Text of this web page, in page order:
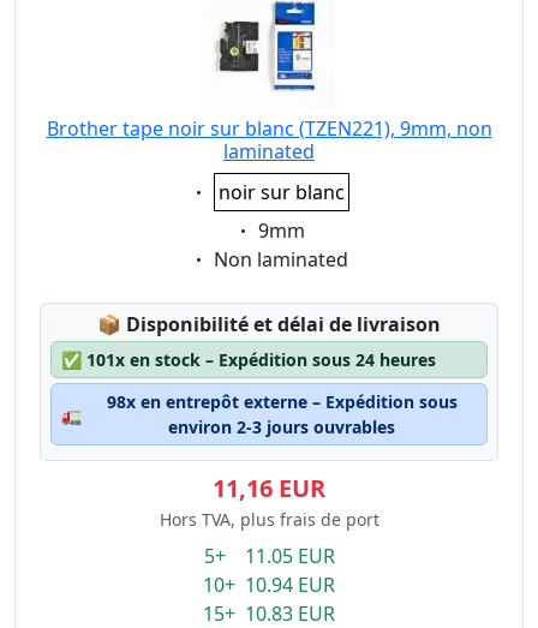
Brother tape noir sur blanc (TZEN221), 9mm, non
laminated
Eigenschaft:
noir sur blanc
Eigenschaft:
9mm
Eigenschaft:
Non laminated
📦 Lagerstatus:
Disponibilité et délai de livraison
✅ 101x en stock – Expédition sous 24 heures
🚛
98x en entrepôt externe – Expédition sous
environ 2-3 jours ouvrables
11,16 EUR
Hors TVA, plus frais de port
5+ 11.05 EUR
10+ 10.94 EUR
15+ 10.83 EUR